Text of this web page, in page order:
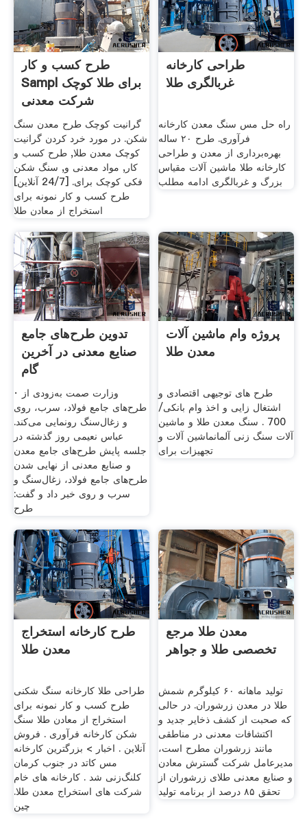
طرح کسب و کار
Sampl برای طلا کوچک
شرکت معدنی
گرانیت کوچک طرح معدن سنگ
شکن. در مورد خرد کردن گرانیت
کوچک معدن طلا, طرح کسب و
کار, مواد معدنی و, سنگ شکن
فکی کوچک برای. [24/7 آنلاین]
طرح کسب و کار نمونه برای
استخراج از معادن طلا
طراحی کارخانه
غربالگری طلا
راه حل مس سنگ معدن کارخانه
فرآوری. طرح ۲۰ ساله
بهره‌برداری از معدن و طراحی
کارخانه طلا ماشین آلات مقیاس
بزرگ و غربالگری ادامه مطلب
تدوین طرح‌های جامع
صنایع معدنی در آخرین
گام
· وزارت صمت به‌زودی از
طرح‌های جامع فولاد، سرب، روی
و زغال‌سنگ رونمایی می‌کند.
عباس نعیمی روز گذشته در
جلسه پایش طرح‌های جامع معدن
و صنایع معدنی از نهایی شدن
طرح‌های جامع فولاد، زغال‌سنگ و
سرب و روی خبر داد و گفت:
طرح
پروژه وام ماشین آلات
معدن طلا
طرح های توجیهی اقتصادی و
اشتغال زایی و اخذ وام بانکی/
700 . سنگ معدن طلا و ماشین
آلات سنگ زنی آلمانماشین آلات و
تجهیزات برای
طرح کارخانه استخراج
معدن طلا
طراحی طلا کارخانه سنگ شکنی
طرح کسب و کار نمونه برای
استخراج از معادن طلا سنگ
شکن کارخانه فرآوری . فروش
آنلاین . اخبار > بزرگترین کارخانه
مس کاتد در جنوب کرمان
کلنگ‌زنی شد . کارخانه های خام
شرکت های استخراج معدن طلا.
چین
معدن طلا مرجع
تخصصی طلا و جواهر
تولید ماهانه ۶۰ کیلوگرم شمش
طلا در معدن زرشوران. در حالی
که صحبت از کشف ذخایر جدید و
اکتشافات معدنی در مناطقی
مانند زرشوران مطرح است،
مدیرعامل شرکت گسترش معادن
و صنایع معدنی طلای زرشوران از
تحقق ۸۵ درصد از برنامه تولید